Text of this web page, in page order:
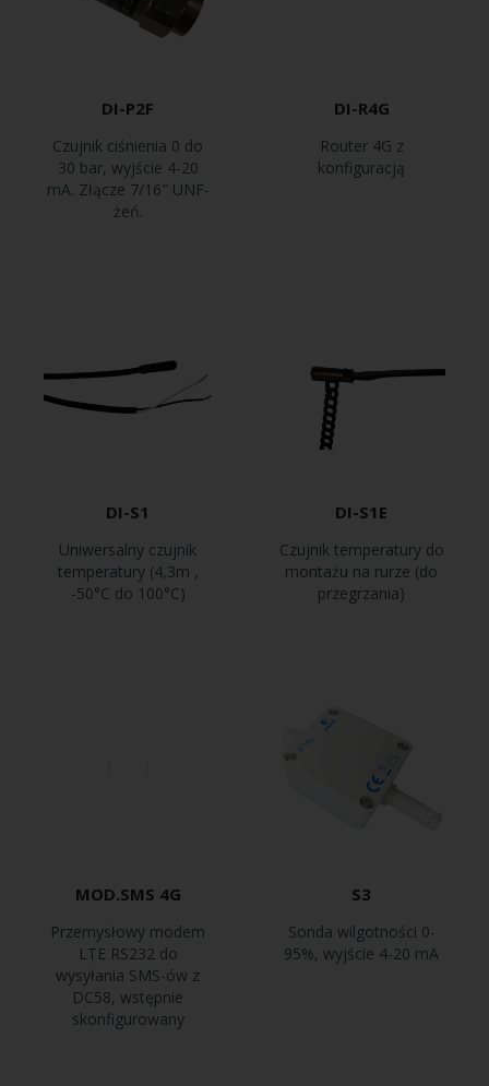
DI-P2F
Czujnik ciśnienia 0 do
30 bar, wyjście 4-20
mA. Złącze 7/16″ UNF-
żeń.
DI-R4G
Router 4G z
konfiguracją
DI-S1
Uniwersalny czujnik
temperatury (4,3m ,
-50°C do 100°C)
DI-S1E
Czujnik temperatury do
montażu na rurze (do
przegrzania)
MOD.SMS 4G
Przemysłowy modem
LTE RS232 do
wysyłania SMS-ów z
DC58, wstępnie
skonfigurowany
S3
Sonda wilgotności 0-
95%, wyjście 4-20 mA